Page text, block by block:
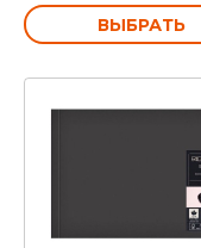
ВЫБРАТЬ